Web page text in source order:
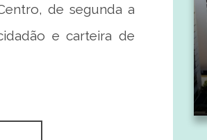
de segunda a
e carteira de